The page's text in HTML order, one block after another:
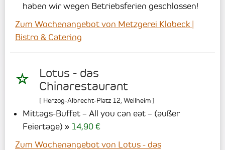
haben wir wegen Betriebsferien geschlossen!
Zum Wochenangebot von Metzgerei Klobeck |
Bistro & Catering
Lotus - das
Chinarestaurant
[ Herzog-Albrecht-Platz 12 Weilheim]
Mittags-Buffet – All you can eat – (außer
Feiertage)
14,90 €
Zum Wochenangebot von Lotus - das